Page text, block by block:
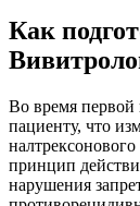
Как
Во время первой
пациенту, что
принцип
нарушения